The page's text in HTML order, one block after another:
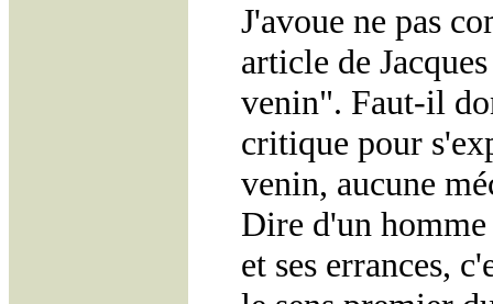
J'avoue ne pas
article de
venin". Faut-il
critique pour
venin, aucune
Dire d'un homme
et ses errances,